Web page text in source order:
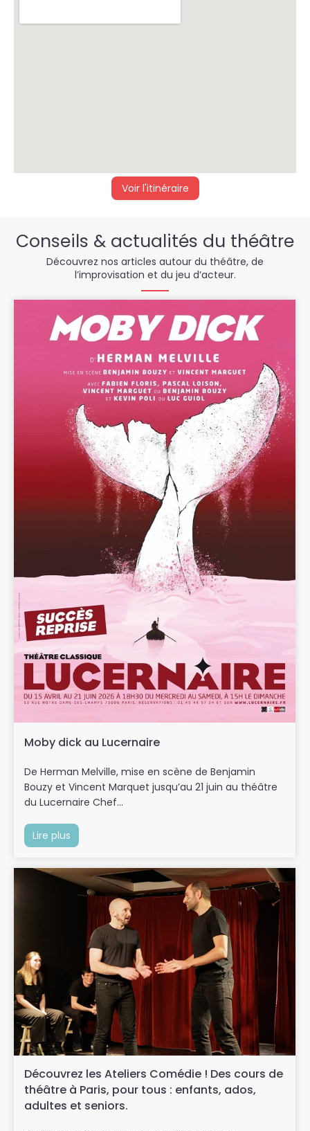
Voir l'itinéraire
Conseils & actualités du théâtre​
Découvrez nos articles autour du théâtre, de
l’improvisation et du jeu d’acteur.
Moby dick au Lucernaire
De Herman Melville, mise en scène de Benjamin
Bouzy et Vincent Marquet jusqu’au 21 juin au théâtre
du Lucernaire Chef...
Lire plus
Découvrez les Ateliers Comédie ! Des cours de
théâtre à Paris, pour tous : enfants, ados,
adultes et seniors.